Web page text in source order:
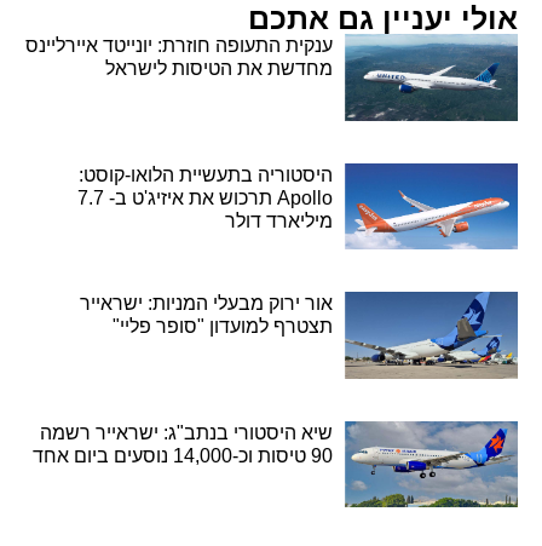
אולי יעניין גם אתכם
ענקית התעופה חוזרת: יונייטד איירליינס
מחדשת את הטיסות לישראל
היסטוריה בתעשיית הלואו-קוסט:
Apollo תרכוש את איזיג'ט ב- 7.7
מיליארד דולר
אור ירוק מבעלי המניות: ישראייר
תצטרף למועדון "סופר פליי"
שיא היסטורי בנתב"ג: ישראייר רשמה
90 טיסות וכ-14,000 נוסעים ביום אחד